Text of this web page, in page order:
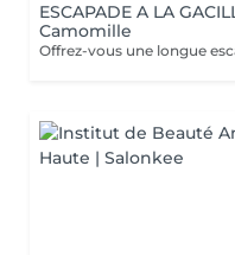
ESCAPADE A LA
Camomille